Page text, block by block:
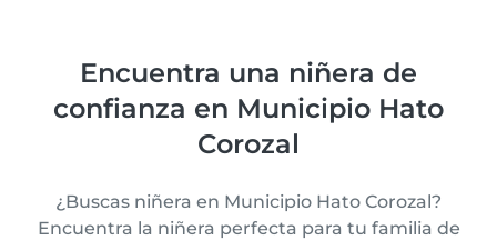
Encuentra una niñera de
confianza en Municipio Hato
Corozal
¿Buscas niñera en Municipio Hato Corozal?
Encuentra la niñera perfecta para tu familia de